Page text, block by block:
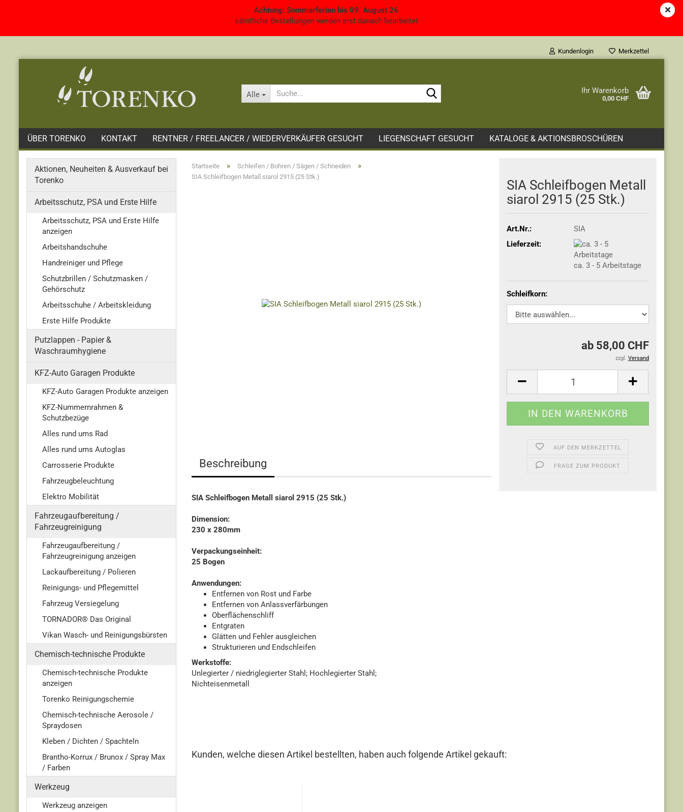
Kundenlogin Merkzettel
Alle Ihr Warenkorb
0,00 CHF
Achtung: Sommerferien bis 09. August 26
sämtliche Bestellungen werden erst danach bearbeitet
ÜBER TORENKO KONTAKT RENTNER / FREELANCER / WIEDERVERKÄUFER GESUCHT LIEGENSCHAFT GESUCHT KATALOGE & AKTIONSBROSCHÜREN
Startseite » Schleifen / Bohren / Sägen / Schneiden »
SIA Schleifbogen Metall siarol 2915 (25 Stk.)
SIA Schleifbogen Metall
siarol 2915 (25 Stk.)
Art.Nr.:
SIA
Lieferzeit:
ca. 3 - 5 Arbeitstage
Schleifkorn:
ab 58,00 CHF
zzgl. Versand
AUF DEN MERKZETTEL
FRAGE ZUM PRODUKT
Beschreibung
SIA Schleifbogen Metall siarol 2915 (25 Stk.)
Dimension:
230 x 280mm
Verpackungseinheit:
25 Bogen
Anwendungen:
Entfernen von Rost und Farbe
Entfernen von Anlassverfärbungen
Oberflächenschliff
Entgraten
Glätten und Fehler ausgleichen
Strukturieren und Endschleifen
Werkstoffe:
Unlegierter / niedriglegierter Stahl; Hochlegierter Stahl;
Nichteisenmetall
Kunden, welche diesen Artikel bestellten, haben auch folgende Artikel gekauft:
Aktionen, Neuheiten & Ausverkauf bei
Torenko
Arbeitsschutz, PSA und Erste Hilfe
Arbeitsschutz, PSA und Erste Hilfe
anzeigen
Arbeitshandschuhe
Handreiniger und Pflege
Schutzbrillen / Schutzmasken /
Gehörschutz
Arbeitsschuhe / Arbeitskleidung
Erste Hilfe Produkte
Putzlappen - Papier &
Waschraumhygiene
KFZ-Auto Garagen Produkte
KFZ-Auto Garagen Produkte anzeigen
KFZ-Nummernrahmen &
Schutzbezüge
Alles rund ums Rad
Alles rund ums Autoglas
Carrosserie Produkte
Fahrzeugbeleuchtung
Elektro Mobilität
Fahrzeugaufbereitung /
Fahrzeugreinigung
Fahrzeugaufbereitung /
Fahrzeugreinigung anzeigen
Lackaufbereitung / Polieren
Reinigungs- und Pflegemittel
Fahrzeug Versiegelung
TORNADOR® Das Original
Vikan Wasch- und Reinigungsbürsten
Chemisch-technische Produkte
Chemisch-technische Produkte
anzeigen
Torenko Reinigungschemie
Chemisch-technische Aerosole /
Spraydosen
Kleben / Dichten / Spachteln
Brantho-Korrux / Brunox / Spray Max
/ Farben
Werkzeug
Werkzeug anzeigen